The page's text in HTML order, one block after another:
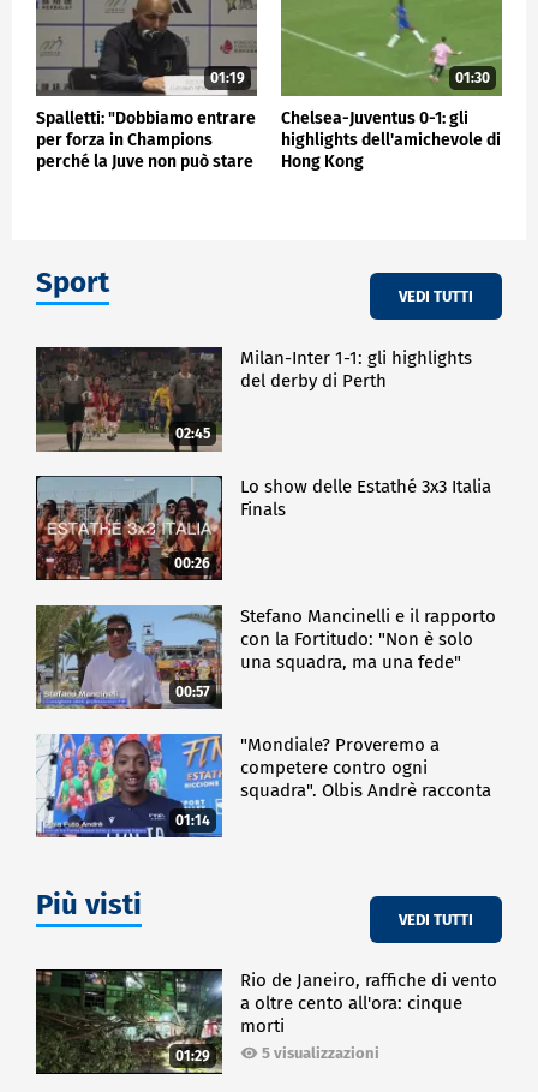
01:19
Spalletti: "Dobbiamo entrare
per forza in Champions
perché la Juve non può stare
01:30
Chelsea-Juventus 0-1: gli
highlights dell'amichevole di
Hong Kong
Sport VEDI TUTTI
02:45
Milan-Inter 1-1: gli highlights
del derby di Perth
00:26
Lo show delle Estathé 3x3 Italia
Finals
00:57
Stefano Mancinelli e il rapporto
con la Fortitudo: "Non è solo
una squadra, ma una fede"
01:14
"Mondiale? Proveremo a
competere contro ogni
squadra". Olbis Andrè racconta
Più visti VEDI TUTTI
01:29
Rio de Janeiro, raffiche di vento
a oltre cento all'ora: cinque
morti
5 visualizzazioni